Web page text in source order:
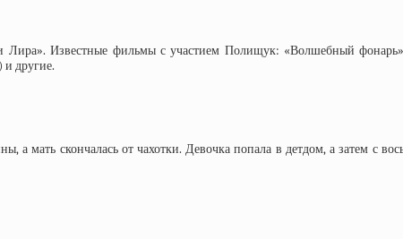
Известные фильмы с участием Полищук: «Волшебный
другие.
а мать скончалась от чахотки. Девочка попала в детдом, а затем с